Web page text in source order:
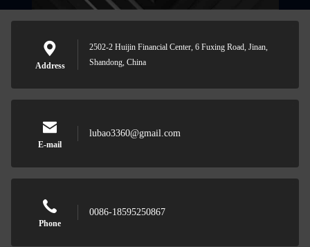
Address
2502-2 Huijin Financial Center, 6 Fuxing Road, Jinan,
Shandong, China
E-mail
lubao3360@gmail.com
Phone
0086-18595250867